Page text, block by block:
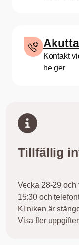
Kontakt
helger.
Tillfällig
Vecka 28-29 och
15:30 och
Kliniken är
besvär hänvisas
Visa fler uppgifter